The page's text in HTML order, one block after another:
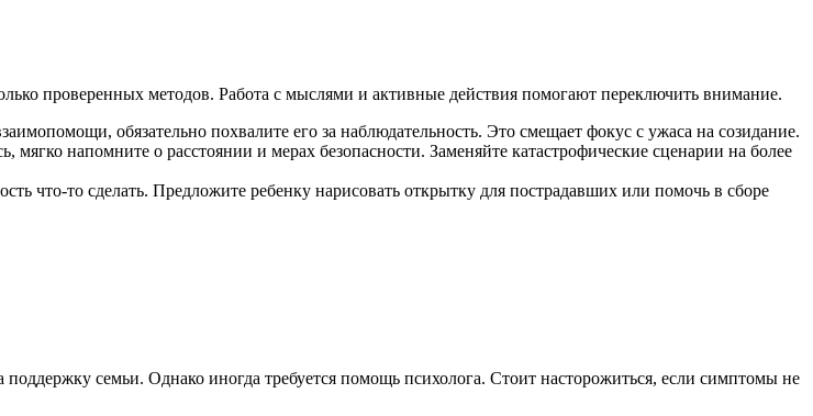
проверенных методов. Работа с мыслями и активные действия помогают переключить внимание.
обязательно похвалите его за наблюдательность. Это смещает фокус с ужаса на созидание.
мягко напомните о расстоянии и мерах безопасности. Заменяйте катастрофические сценарии на более
что-то сделать. Предложите ребенку нарисовать открытку для пострадавших или помочь в сборе
семьи. Однако иногда требуется помощь психолога. Стоит насторожиться, если симптомы не